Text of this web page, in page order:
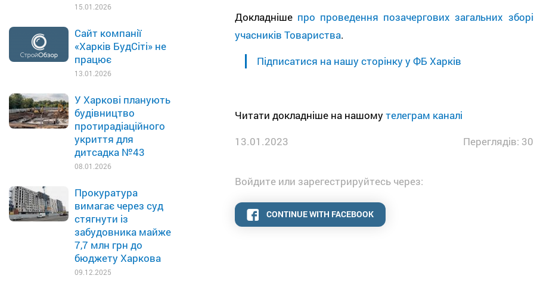
15.01.2026
Сайт компанії
«Харків БудСіті» не
працює
13.01.2026
У Харкові планують
будівництво
протирадіаційного
укриття для
дитсадка №43
08.01.2026
Прокуратура
вимагає через суд
стягнути із
забудовника майже
7,7 млн грн до
бюджету Харкова
09.12.2025
Докладніше про проведення позачергових загальних
учасників Товариства.
Підписатися на нашу сторінку у ФБ Харків
Читати докладніше на нашомутелеграм каналі
13.01.2023
Переглядів:
Войдите или зарегестрируйтесь через:
CONTINUE WITH FACEBOOK